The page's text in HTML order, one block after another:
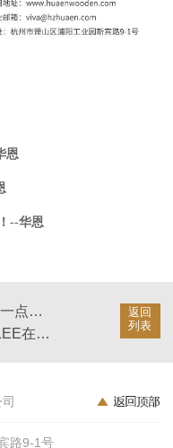
恩
--华恩
返回
列表
挑选生产实木衣架厂，这一点99%的人都忽略了！--华恩
作有社会责任，LEMONLEE在行动。
路9-1号